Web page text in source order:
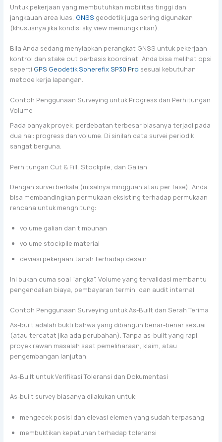
Untuk pekerjaan yang membutuhkan mobilitas tinggi dan
jangkauan area luas, GNSS geodetik juga sering digunakan
(khususnya jika kondisi sky view memungkinkan).
Bila Anda sedang menyiapkan perangkat GNSS untuk pekerjaan
kontrol dan stake out berbasis koordinat, Anda bisa melihat opsi
seperti GPS Geodetik Spherefix SP30 Pro sesuai kebutuhan
metode kerja lapangan.
Contoh Penggunaan Surveying untuk Progress dan Perhitungan
Volume
Pada banyak proyek, perdebatan terbesar biasanya terjadi pada
dua hal: progress dan volume. Di sinilah data survei periodik
sangat berguna.
Perhitungan Cut & Fill, Stockpile, dan Galian
Dengan survei berkala (misalnya mingguan atau per fase), Anda
bisa membandingkan permukaan eksisting terhadap permukaan
rencana untuk menghitung:
volume galian dan timbunan
volume stockpile material
deviasi pekerjaan tanah terhadap desain
Ini bukan cuma soal “angka”. Volume yang tervalidasi membantu
pengendalian biaya, pembayaran termin, dan audit internal.
Contoh Penggunaan Surveying untuk As-Built dan Serah Terima
As-built adalah bukti bahwa yang dibangun benar-benar sesuai
(atau tercatat jika ada perubahan). Tanpa as-built yang rapi,
proyek rawan masalah saat pemeliharaan, klaim, atau
pengembangan lanjutan.
As-Built untuk Verifikasi Toleransi dan Dokumentasi
As-built survey biasanya dilakukan untuk:
mengecek posisi dan elevasi elemen yang sudah terpasang
membuktikan kepatuhan terhadap toleransi